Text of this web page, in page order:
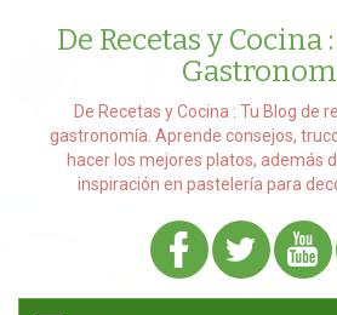
De Recetas y Cocina
De Recetas y Cocina : Tu Blog de
gastronomía. Aprende consejos,
hacer los mejores platos, además
inspiración en pastelería para